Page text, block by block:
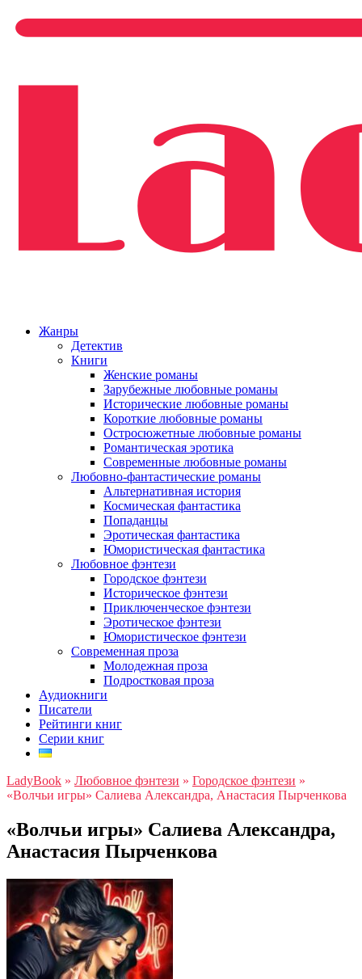
Жанры
Детектив
Книги
Женские романы
Зарубежные любовные романы
Исторические любовные романы
Короткие любовные романы
Остросюжетные любовные романы
Романтическая эротика
Современные любовные романы
Любовно-фантастические романы
Альтернативная история
Космическая фантастика
Попаданцы
Эротическая фантастика
Юмористическая фантастика
Любовное фэнтези
Городское фэнтези
Историческое фэнтези
Приключенческое фэнтези
Эротическое фэнтези
Юмористическое фэнтези
Современная проза
Молодежная проза
Подростковая проза
Аудиокниги
Писатели
Рейтинги книг
Серии книг
LadyBook » Любовное фэнтези » Городское фэнтези »
«Волчьи игры» Салиева Александра, Анастасия Пырченкова
«Волчьи игры» Салиева Александра,
Анастасия Пырченкова